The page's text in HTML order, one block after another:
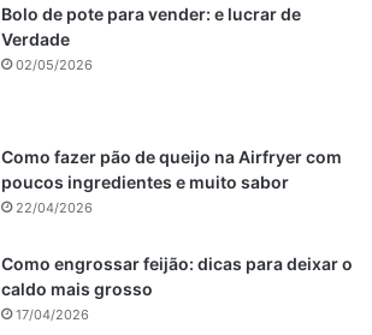
Bolo de pote para vender: e lucrar de
Verdade
02/05/2026
Como fazer pão de queijo na Airfryer com
poucos ingredientes e muito sabor
22/04/2026
Como engrossar feijão: dicas para deixar o
caldo mais grosso
17/04/2026